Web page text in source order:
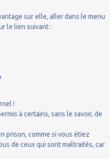
sur elle, aller dans le menu
le lien suivant :
!
à certains, sans le savoir, de
prison, comme si vous étiez
de ceux qui sont maltraités, car